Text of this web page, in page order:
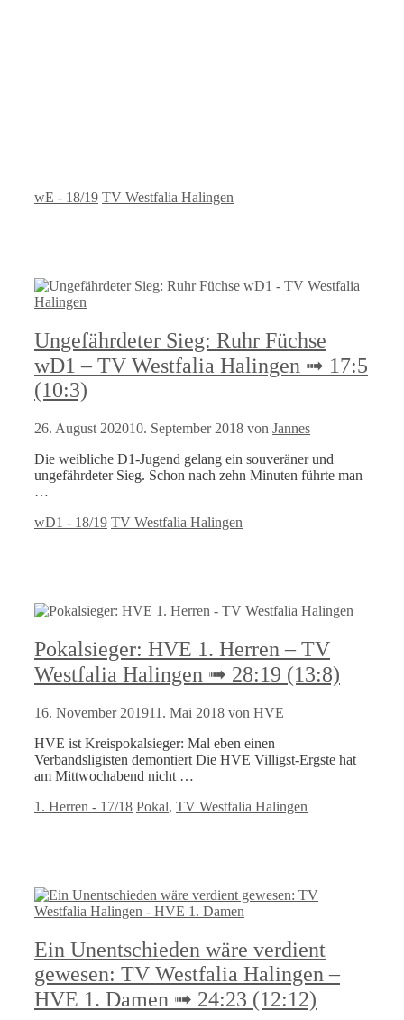
Kategorien
wE - 18/19 Schlagwörter
TV Westfalia Halingen
Ungefährdeter Sieg: Ruhr Füchse
wD1 – TV Westfalia Halingen ➟ 17:5
(10:3)
26. August 202010. September 2018 von Jannes
Die weibliche D1-Jugend gelang ein souveräner und
ungefährdeter Sieg. Schon nach zehn Minuten führte man
…
Kategorien
wD1 - 18/19 Schlagwörter
TV Westfalia Halingen
Pokalsieger: HVE 1. Herren – TV
Westfalia Halingen ➟ 28:19 (13:8)
16. November 201911. Mai 2018 von HVE
HVE ist Kreispokalsieger: Mal eben einen
Verbandsligisten demontiert Die HVE Villigst-Ergste hat
am Mittwochabend nicht …
Kategorien
1. Herren - 17/18 Schlagwörter
Pokal, TV Westfalia Halingen
Ein Unentschieden wäre verdient
gewesen: TV Westfalia Halingen –
HVE 1. Damen ➟ 24:23 (12:12)